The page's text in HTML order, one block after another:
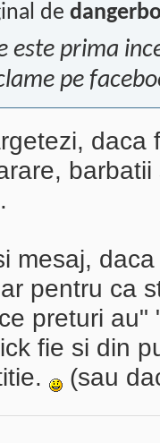
de
este prima
pe
daca
mesaj,
pentru ca
preturi
fie si din
(sau